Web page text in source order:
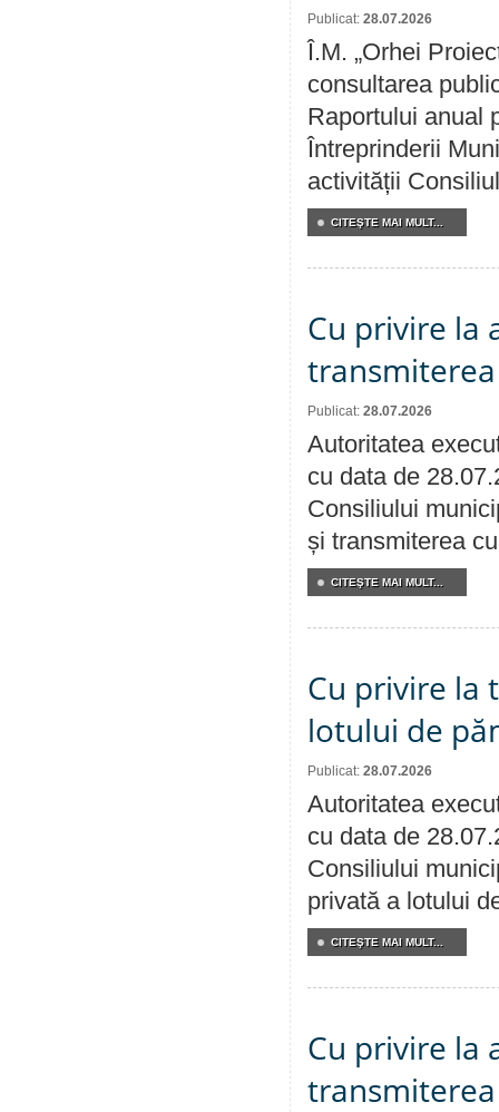
Publicat: 28.07.2026
Î.M. „Orhei
consultarea
Raportului anual
Întreprinderii
activității
CITEŞTE MAI MULT...
Cu privire la
Publicat: 28.07.2026
Autoritatea
cu data de
Consiliului
și transmiterea
CITEŞTE MAI MULT...
Cu privire la
lotului de
Publicat: 28.07.2026
Autoritatea
cu data de
Consiliului
privată a lotului
CITEŞTE MAI MULT...
Cu privire la